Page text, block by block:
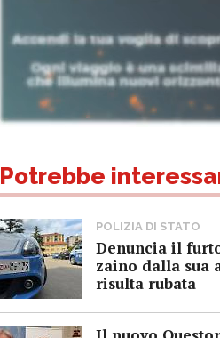
Potrebbe
POLIZIA DI STATO
Denuncia il
zaino dalla sua
risulta rubata